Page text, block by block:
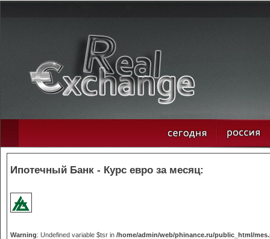
Ипотечный Банк - Курс евро за месяц:
Warning: Undefined variable $tsr in /home/admin/web/phinance.ru/public_html/